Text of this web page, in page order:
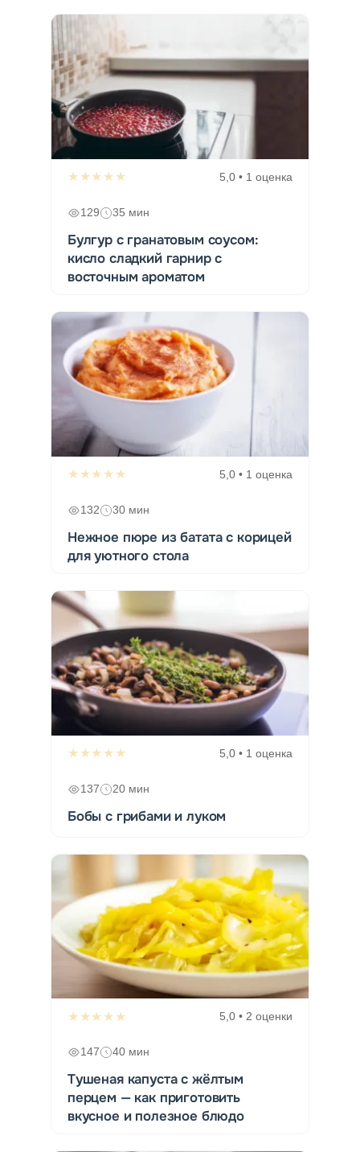
★★★★★ 5,0 • 1 оценка
129 35 мин
Булгур с гранатовым соусом:
кисло сладкий гарнир с
восточным ароматом
★★★★★ 5,0 • 1 оценка
132 30 мин
Нежное пюре из батата с корицей
для уютного стола
★★★★★ 5,0 • 1 оценка
137 20 мин
Бобы с грибами и луком
★★★★★ 5,0 • 2 оценки
147 40 мин
Тушеная капуста с жёлтым
перцем — как приготовить
вкусное и полезное блюдо